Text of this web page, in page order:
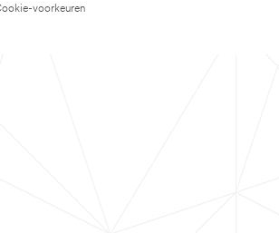
voorkeuren